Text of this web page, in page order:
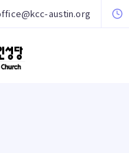
austin.org